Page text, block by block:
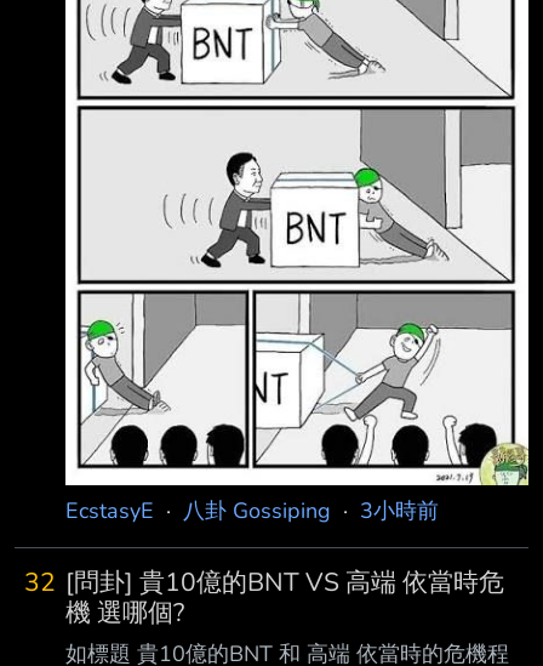
Tina
EcstasyE · 八卦 Gossiping · 3小時前
32 [問卦] 貴10億的BNT VS 高端 依當時危
機 選哪個?
如標題 貴10億的BNT 和 高端 依當時的危機程